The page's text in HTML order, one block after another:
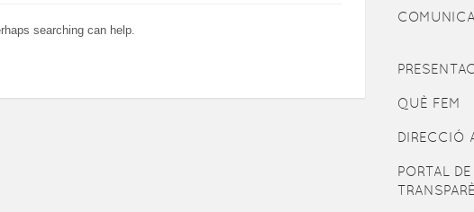
searching can help.
QUÈ FEM
DIRECCIÓ
PORTAL DE